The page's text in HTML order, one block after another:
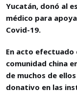
Yucatán, donó al
médico para
Covid-19.
En acto efectuado
comunidad china
de muchos de
donativo en las